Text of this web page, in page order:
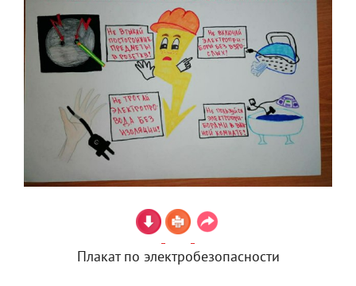
Плакат по электробезопасности